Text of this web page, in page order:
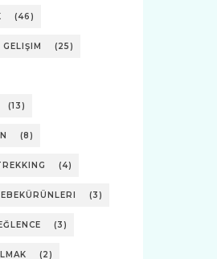
(46)
GELIŞIM (25)
(13)
(8)
(4)
(3)
(3)
(2)